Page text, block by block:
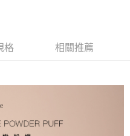
格 相關推薦